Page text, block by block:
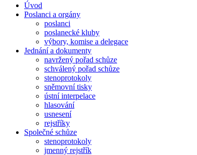
Úvod
Poslanci a orgány
poslanci
poslanecké kluby
výbory, komise a delegace
Jednání a dokumenty
navržený pořad schůze
schválený pořad schůze
stenoprotokoly
sněmovní tisky
ústní interpelace
hlasování
usnesení
rejstříky
Společné schůze
stenoprotokoly
jmenný rejstřík